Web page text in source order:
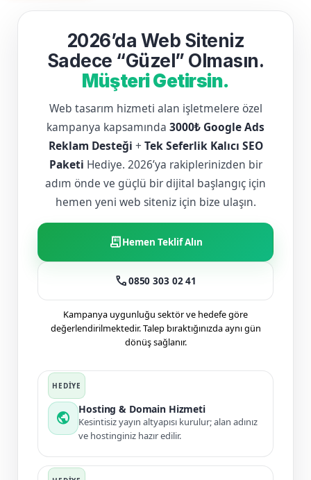
2026’da Web Siteniz
Sadece “Güzel” Olmasın.
Müşteri Getirsin.
Web tasarım hizmeti alan işletmelere özel
kampanya kapsamında 3000₺ Google Ads
Reklam Desteği + Tek Seferlik Kalıcı SEO
Paketi Hediye. 2026’ya rakiplerinizden bir
adım önde ve güçlü bir dijital başlangıç için
hemen yeni web siteniz için bize ulaşın.
receipt_longHemen Teklif Alın
call0850 303 02 41
Kampanya uygunluğu sektör ve hedefe göre
değerlendirilmektedir. Talep bıraktığınızda aynı gün
dönüş sağlanır.
public
Hosting & Domain Hizmeti
Kesintisiz yayın altyapısı kurulur; alan adınız
ve hostinginiz hazır edilir.